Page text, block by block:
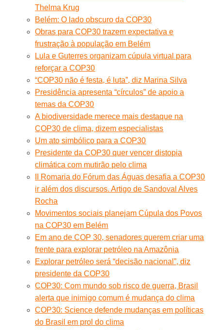
Thelma Krug
Belém: O lado obscuro da COP30
Obras para COP30 trazem expectativa e
frustração à população em Belém
Lula e Guterres organizam cúpula virtual para
reforçar a COP30
“COP30 não é festa, é luta”, diz Marina Silva
Presidência apresenta “círculos” de apoio a
temas da COP30
A biodiversidade merece mais destaque na
COP30 de clima, dizem especialistas
Um ato simbólico para a COP30
Presidente da COP30 quer vencer distopia
climática com mutirão pelo clima
II Romaria do Fórum das Águas desafia a COP30
ir além dos discursos. Artigo de Sandoval Alves
Rocha
Movimentos sociais planejam Cúpula dos Povos
na COP30 em Belém
Em ano de COP 30, senadores querem criar uma
frente para explorar petróleo na Amazônia
Explorar petróleo será “decisão nacional”, diz
presidente da COP30
COP30: Com mundo sob risco de guerra, Brasil
alerta que inimigo comum é mudança do clima
COP30: Science defende mudanças em políticas
do Brasil em prol do clima